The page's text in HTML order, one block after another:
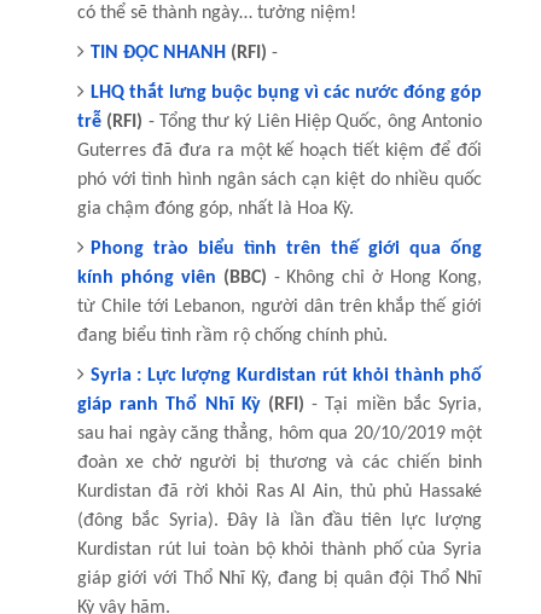
có thể sẽ thành ngày… tưởng niệm!
TIN ĐỌC NHANH (RFI) -
LHQ thắt lưng buộc bụng vì các nước đóng góp
trễ(RFI) - Tổng thư ký Liên Hiệp Quốc, ông Antonio
Guterres đã đưa ra một kế hoạch tiết kiệm để đối
phó với tình hình ngân sách cạn kiệt do nhiều quốc
gia chậm đóng góp, nhất là Hoa Kỳ.
Phong trào biểu tình trên thế giới qua ống
kính phóng viên (BBC) - Không chỉ ở Hong Kong,
từ Chile tới Lebanon, người dân trên khắp thế giới
đang biểu tình rầm rộ chống chính phủ.
Syria : Lực lượng Kurdistan rút khỏi thành phố
giáp ranh Thổ Nhĩ Kỳ(RFI) - Tại miền bắc Syria,
sau hai ngày căng thẳng, hôm qua 20/10/2019 một
đoàn xe chở người bị thương và các chiến binh
Kurdistan đã rời khỏi Ras Al Ain, thủ phủ Hassaké
(đông bắc Syria). Đây là lần đầu tiên lực lượng
Kurdistan rút lui toàn bộ khỏi thành phố của Syria
giáp giới với Thổ Nhĩ Kỳ, đang bị quân đội Thổ Nhĩ
Kỳ vây hãm.